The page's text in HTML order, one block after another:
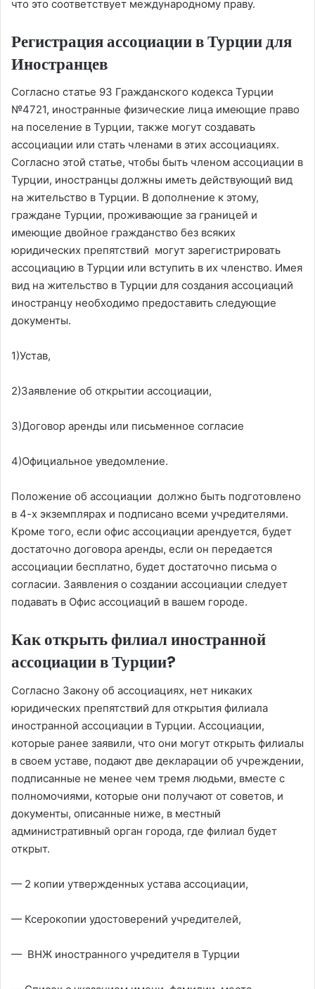
что это соответствует международному праву.
Регистрация ассоциации в Турции для
Иностранцев
Согласно статье 93 Гражданского кодекса Турции
№4721, иностранные физические лица имеющие право
на поселение в Турции, также могут создавать
ассоциации или стать членами в этих ассоциациях.
Согласно этой статье, чтобы быть членом ассоциации в
Турции, иностранцы должны иметь действующий вид
на жительство в Турции. В дополнение к этому,
граждане Турции, проживающие за границей и
имеющие двойное гражданство без всяких
юридических препятствий могут зарегистрировать
ассоциацию в Турции или вступить в их членство. Имея
вид на жительство в Турции для создания ассоциаций
иностранцу необходимо предоставить следующие
документы.
1)Устав,
2)Заявление об открытии ассоциации,
3)Договор аренды или письменное согласие
4)Официальное уведомление.
Положение об ассоциации должно быть подготовлено
в 4-х экземплярах и подписано всеми учредителями.
Кроме того, если офис ассоциации арендуется, будет
достаточно договора аренды, если он передается
ассоциации бесплатно, будет достаточно письма о
согласии. Заявления о создании ассоциации следует
подавать в Офис ассоциаций в вашем городе.
Как открыть филиал иностранной
ассоциации в Турции?
Согласно Закону об ассоциациях, нет никаких
юридических препятствий для открытия филиала
иностранной ассоциации в Турции. Ассоциации,
которые ранее заявили, что они могут открыть филиалы
в своем уставе, подают две декларации об учреждении,
подписанные не менее чем тремя людьми, вместе с
полномочиями, которые они получают от советов, и
документы, описанные ниже, в местный
административный орган города, где филиал будет
открыт.
— 2 копии утвержденных устава ассоциации,
— Ксерокопии удостоверений учредителей,
— ВНЖ иностранного учредителя в Турции